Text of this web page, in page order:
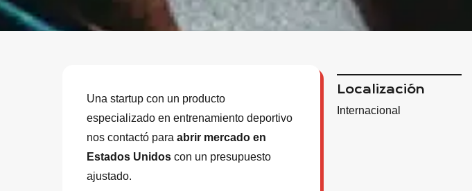
Una startup con un producto
especializado en entrenamiento deportivo
nos contactó paraabrir mercado en
Estados Unidos con un presupuesto
ajustado.
Localización
Internacional